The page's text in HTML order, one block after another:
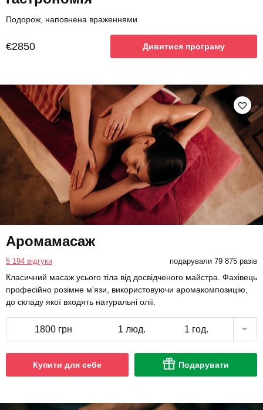
Подорож, наповнена враженнями
€2850 Дивитися програму
Аромамасаж
5 194 відгуки подарували 79 875 разів
Класичний масаж усього тіла від досвідченого майстра. Фахівець
професійно розімне м'язи, використовуючи аромакомпозицію,
до складу якої входять натуральні олії.
1800 грн 1 люд. 1 год.
Купити для себе Подарувати